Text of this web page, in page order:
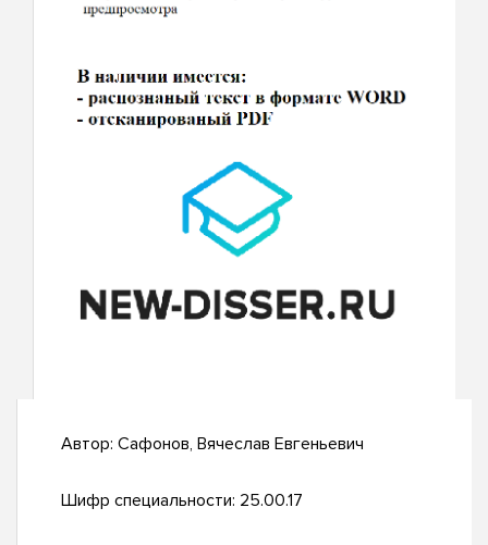
Автор: Сафонов, Вячеслав Евгеньевич
Шифр специальности: 25.00.17